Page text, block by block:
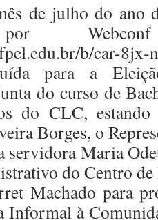
de julho do ano
por
b/car-
para a
do curso de
do CLC, estando
Borges, o
servidora Maria
do Centro de
Machado para
Informal à